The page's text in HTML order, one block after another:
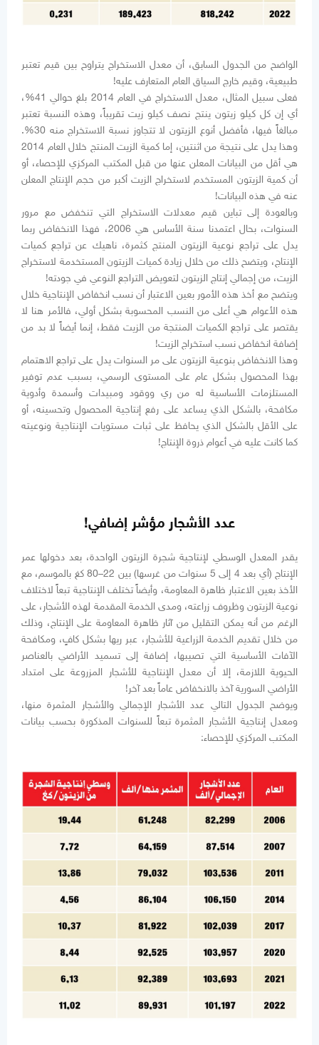
الواضح من الجدول السابق، أن معدل الاستخراج يتراوح بين قيم تعتبر
طبيعية، وقيم خارج السياق العام المتعارف عليه!
فعلى سبيل المثال، معدل الاستخراج في العام 2014 بلغ حوالي 41%،
أي إن كل كيلو زيتون ينتج نصف كيلو زيت تقريباً، وهذه النسبة تعتبر
مبالغاً فيها، فأفضل أنوع الزيتون لا تتجاوز نسبة الاستخراج منه 30%.
وهذا يدل على نتيجة من اثنتين، إما كمية الزيت المنتج خلال العام 2014
هي أقل من البيانات المعلن عنها من قبل المكتب المركزي للإحصاء، أو
أن كمية الزيتون المستخدم لاستخراج الزيت أكبر من حجم الإنتاج المعلن
عنه في هذه البيانات!
وبالعودة إلى تباين قيم معدلات الاستخراج التي تنخفض مع مرور
السنوات، بحال اعتمدنا سنة الأساس هي 2006، فهذا الانخفاض ربما
يدل على تراجع نوعية الزيتون المنتج كثمرة، ناهيك عن تراجع كميات
الإنتاج، ويتضح ذلك من خلال زيادة كميات الزيتون المستخدمة لاستخراج
الزيت، من إجمالي إنتاج الزيتون لتعويض التراجع النوعي في جودته!
ويتضح مع أخذ هذه الأمور بعين الاعتبار أن نسب انخفاض الإنتاجية خلال
هذه الأعوام هي أعلى من النسب المحسوبة بشكل أولي، فالأمر هنا لا
يقتصر على تراجع الكميات المنتجة من الزيت فقط، إنما أيضاً لا بد من
إضافة انخفاض نسب استخراج الزيت!
وهذا الانخفاض بنوعية الزيتون على مر السنوات يدل على تراجع الاهتمام
بهذا المحصول بشكل عام على المستوى الرسمي، بسبب عدم توفير
المستلزمات الأساسية له من ري ووقود ومبيدات وأسمدة وأدوية
مكافحة، بالشكل الذي يساعد على رفع إنتاجية المحصول وتحسينه، أو
على الأقل بالشكل الذي يحافظ على ثبات مستويات الإنتاجية ونوعيته
كما كانت عليه في أعوام ذروة الإنتاج!
عدد الأشجار مؤشر إضافي!
يقدر المعدل الوسطي لإنتاجية شجرة الزيتون الواحدة، بعد دخولها عمر
الإنتاج (أي بعد 4 إلى 5 سنوات من غرسها) بين 22–80 كغ بالموسم، مع
الأخذ بعين الاعتبار ظاهرة المعاومة، وأيضاً تختلف الإنتاجية تبعاً لاختلاف
نوعية الزيتون وظروف زراعته، ومدى الخدمة المقدمة لهذه الأشجار، على
الرغم من أنه يمكن التقليل من آثار ظاهرة المعاومة على الإنتاج، وذلك
من خلال تقديم الخدمة الزراعية للأشجار، عبر ريها بشكل كافٍ، ومكافحة
الآفات الأساسية التي تصيبها، إضافة إلى تسميد الأراضي بالعناصر
الحيوية اللازمة، إلا أن معدل الإنتاجية للأشجار المزروعة على امتداد
الأراضي السورية آخذ بالانخفاض عاماً بعد آخر!
ويوضح الجدول التالي عدد الأشجار الإجمالي والأشجار المثمرة منها،
ومعدل إنتاجية الأشجار المثمرة تبعاً للسنوات المذكورة بحسب بيانات
المكتب المركزي للإحصاء: